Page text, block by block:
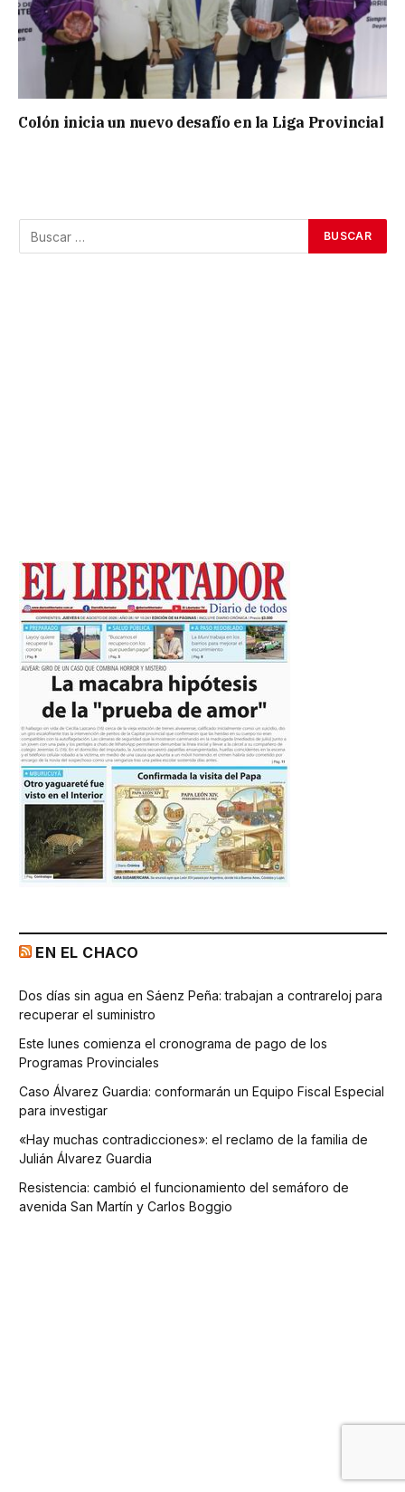
Colón inicia un nuevo desafío en la Liga Provincial
EN EL CHACO
Dos días sin agua en Sáenz Peña: trabajan a contrareloj para
recuperar el suministro
Este lunes comienza el cronograma de pago de los
Programas Provinciales
Caso Álvarez Guardia: conformarán un Equipo Fiscal Especial
para investigar
«Hay muchas contradicciones»: el reclamo de la familia de
Julián Álvarez Guardia
Resistencia: cambió el funcionamiento del semáforo de
avenida San Martín y Carlos Boggio